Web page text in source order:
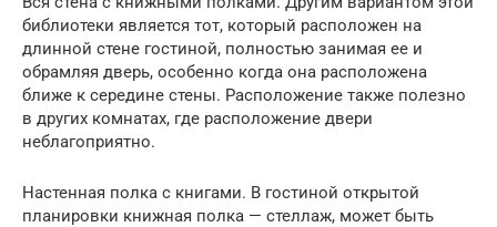
библиотеки является тот, который расположен на
длинной стене гостиной, полностью занимая ее и
обрамляя дверь, особенно когда она расположена
ближе к середине стены. Расположение также полезно
в других комнатах, где расположение двери
неблагоприятно.
Настенная полка с книгами. В гостиной открытой
планировки книжная полка — стеллаж, может быть